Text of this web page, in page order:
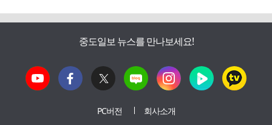
중도일보 뉴스를 만나보세요!
PC버전 회사소개